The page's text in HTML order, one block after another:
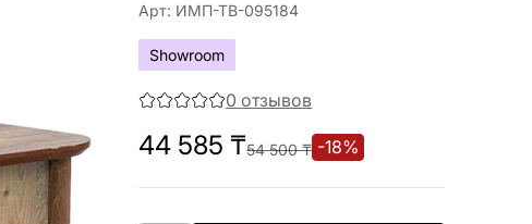
Арт: ИМП-ТВ-095184
Showroom
0 отзывов
44 585 ₸54 500₸ -18%